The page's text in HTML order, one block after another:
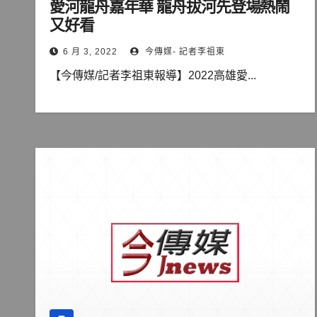
愛河龍舟嘉年華 龍舟拔河先登場熱鬧
又好看
6 月 3, 2022 今傳媒- 記者李祖東
【今傳媒/記者李祖東報導】2022高雄愛...